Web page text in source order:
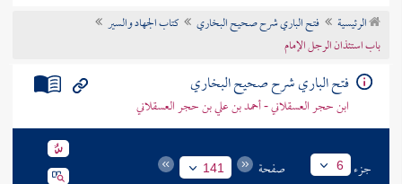
تراجم الأعلام
الرئيسية فتح الباري شرح صحيح البخاري
كتاب الجهاد والسير
باب استئذان الرجل الإمام
فتح الباري شرح صحيح البخاري
ابن حجر العسقلاني - أحمد بن علي بن حجر العسقلاني
جزء 6 صفحة 141